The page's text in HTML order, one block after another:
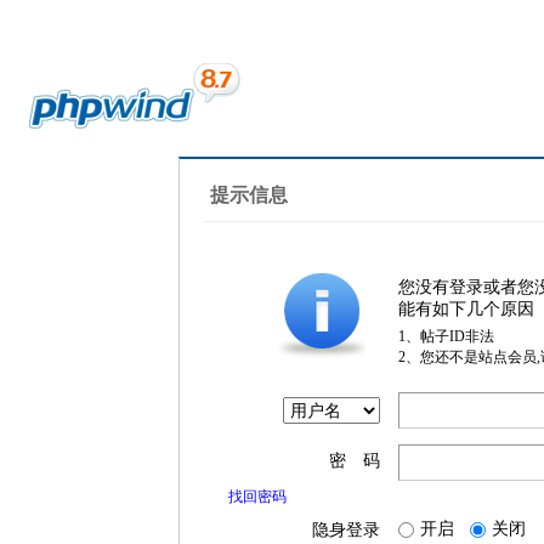
提示信息
您没有登录或者您
能有如下几个原因
1、帖子ID非法
2、您还不是站点会员
密 码
找回密码
隐身登录 开启 关闭